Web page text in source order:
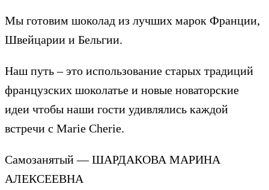
Мы готовим шоколад из лучших марок Франции,
Швейцарии и Бельгии.
Наш путь – это использование старых традиций
французских шоколатье и новые новаторские
идеи чтобы наши гости удивлялись каждой
встречи с Marie Cherie.
Самозанятый — ШАРДАКОВА МАРИНА
АЛЕКСЕЕВНА